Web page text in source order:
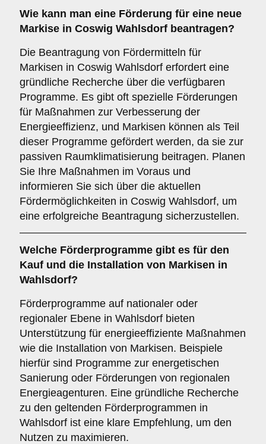
Wie kann man eine Förderung für eine neue
Markise in Coswig Wahlsdorf beantragen?
Die Beantragung von Fördermitteln für
Markisen in Coswig Wahlsdorf erfordert eine
gründliche Recherche über die verfügbaren
Programme. Es gibt oft spezielle Förderungen
für Maßnahmen zur Verbesserung der
Energieeffizienz, und Markisen können als Teil
dieser Programme gefördert werden, da sie zur
passiven Raumklimatisierung beitragen. Planen
Sie Ihre Maßnahmen im Voraus und
informieren Sie sich über die aktuellen
Fördermöglichkeiten in Coswig Wahlsdorf, um
eine erfolgreiche Beantragung sicherzustellen.
Welche Förderprogramme gibt es für den
Kauf und die Installation von Markisen in
Wahlsdorf?
Förderprogramme auf nationaler oder
regionaler Ebene in Wahlsdorf bieten
Unterstützung für energieeffiziente Maßnahmen
wie die Installation von Markisen. Beispiele
hierfür sind Programme zur energetischen
Sanierung oder Förderungen von regionalen
Energieagenturen. Eine gründliche Recherche
zu den geltenden Förderprogrammen in
Wahlsdorf ist eine klare Empfehlung, um den
Nutzen zu maximieren.